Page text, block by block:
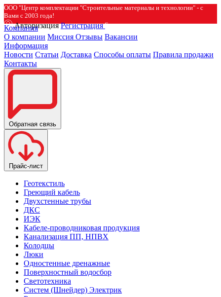
ООО "Центр комплектации "Строительные материалы и технологии" - с
Вами с 2003 года!
Авторизация Регистрация
Компания
О компании Миссия Отзывы Вакансии
Информация
Новости Статьи Доставка Способы оплаты Правила продажи
Контакты
Обратная связь
Прайс-лист
Геотекстиль
Греющий кабель
Двухстенные трубы
ДКС
ИЭК
Кабеле-проводниковая продукция
Канализация ПП, НПВХ
Колодцы
Люки
Одностенные дренажные
Поверхностный водосбор
Светотехника
Систем (Шнейдер) Электрик